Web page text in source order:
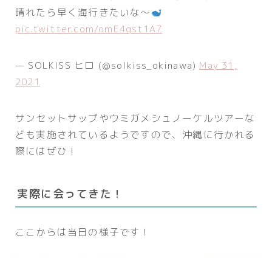
晴れたら早く海行きたいな〜
pic.twitter.com/omE4gst1A7
— SOLKISS ヒロ (@solkiss_okinawa) May 31,
2021
サンセットサップやウミガメシュノーケルツアーな
ども実施されているようですので、沖縄に行かれる
際にはぜひ！
実際に会ってきた！
ここからは当日の様子です！